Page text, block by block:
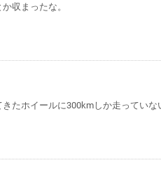
収まったな。
たホイールに300kmしか走っていな